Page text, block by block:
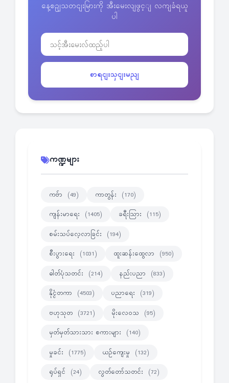
နေ့စဥျသတငျးမြားကို အီးမေးလျဖွင့ျ လကျခံရယူ
ပါ
စာရငျးသှငျးမညျ
ကဏ္ဍများ
ကဗ်ာ (49) ကာတွန်း (170)
ကျန်းမာရေး (1405) ခရီးသြား (115)
စမ်းသပ်လေ့လာခြင်း (194)
စီးပွားရေး (1031) ထူးဆန်းထွေလာ (950)
ဓါတ်ပုံသတင်း (214) နည်းပညာ (833)
နိုင္ငံတကာ (4503) ပညာရေး (319)
ဗဟုသုတ (3721) မိုးလေဝသ (95)
မှတ်မှတ်သားသား စကားများ (140)
မှုခင်း (1775) ယဉ်ကျေးမှု (132)
ရုပ်ရှင် (24) လွတ်တော်သတင်း (72)